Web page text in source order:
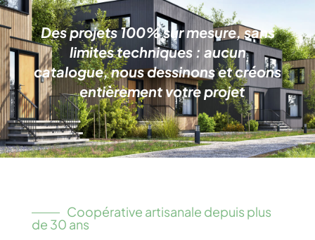
Des projets 100% sur mesure, sans
limites techniques : aucun
catalogue, nous dessinons et créons
entièrement votre projet
Coopérative artisanale depuis plus
de 30 ans